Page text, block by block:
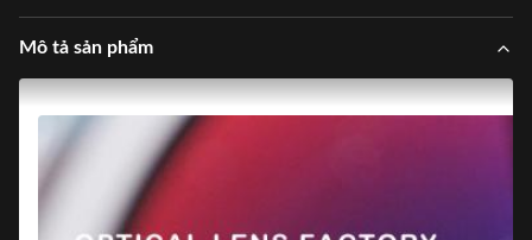
Mô tả sản phẩm